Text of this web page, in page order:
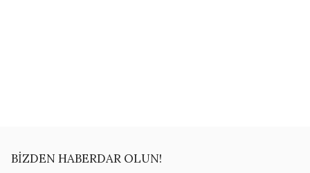
BİZDEN HABERDAR OLUN!